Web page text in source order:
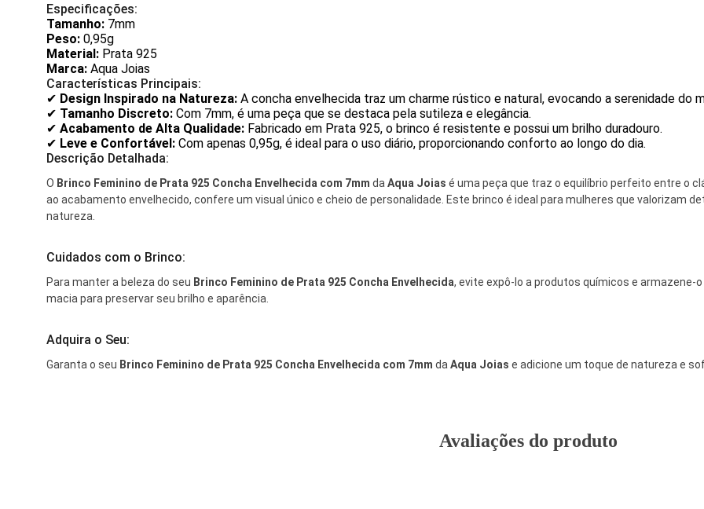
Especificações:
Tamanho: 7mm
Peso: 0,95g
Material: Prata 925
Marca: Aqua Joias
Características Principais:
✔ Design Inspirado na Natureza: A concha envelhecida traz um charme rústico e natural, evocando a serenidade do
✔ Tamanho Discreto: Com 7mm, é uma peça que se destaca pela sutileza e elegância.
✔ Acabamento de Alta Qualidade: Fabricado em Prata 925, o brinco é resistente e possui um brilho duradouro.
✔ Leve e Confortável: Com apenas 0,95g, é ideal para o uso diário, proporcionando conforto ao longo do dia.
Descrição Detalhada:
O Brinco Feminino de Prata 925 Concha Envelhecida com 7mm da Aqua Joias é uma peça que traz o equilíbrio perfeito entre o
ao acabamento envelhecido, confere um visual único e cheio de personalidade. Este brinco é ideal para mulheres que valorizam
natureza.
Cuidados com o Brinco:
Para manter a beleza do seu Brinco Feminino de Prata 925 Concha Envelhecida, evite expô-lo a produtos químicos e armazene-
macia para preservar seu brilho e aparência.
Adquira o Seu:
Garanta o seu Brinco Feminino de Prata 925 Concha Envelhecida com 7mm da Aqua Joias e adicione um toque de natureza e
Avaliações do produto